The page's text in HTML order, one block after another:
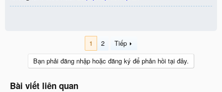
1 2
Tiếp
Bạn phải đăng nhập hoặc đăng ký để phản hồi tại đây.
Bài viết liên quan